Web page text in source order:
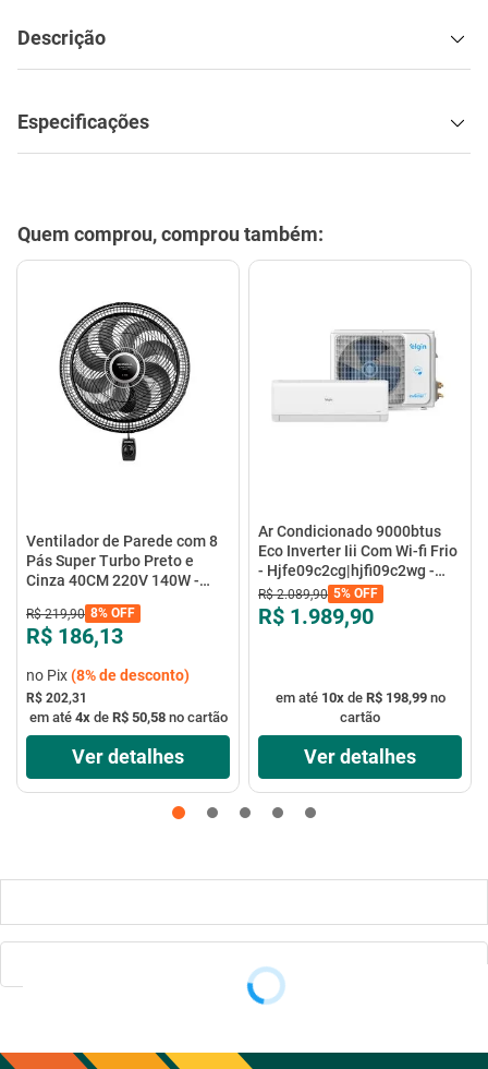
Descrição
Especificações
Quem comprou, comprou também:
Ventilador de Parede com 8
Pás Super Turbo Preto e
Cinza 40CM 220V 140W -
R$ 219,90 8% OFF
R$ 186,13
no Pix(8%de desconto)
R$ 202,31
em até 4xde R$ 50,58no cartão
Ver detalhes
Ar Condicionado 9000btus
Eco Inverter Iii Com Wi-fi Frio
- Hjfe09c2cg|hjfi09c2wg -
Elgin
R$ 2.089,90 5% OFF
R$ 1.989,90
em até 10xde R$ 198,99no
cartão
Ver detalhes